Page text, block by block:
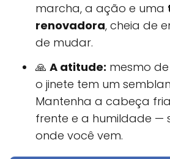
marcha, a ação e uma
renovadora, cheia de
de mudar.
🙏 A atitude: mesmo
o jinete tem um
Mantenha a cabeça
frente e a humildade —
onde você vem.